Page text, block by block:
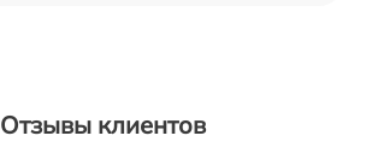
Отзывы клиентов